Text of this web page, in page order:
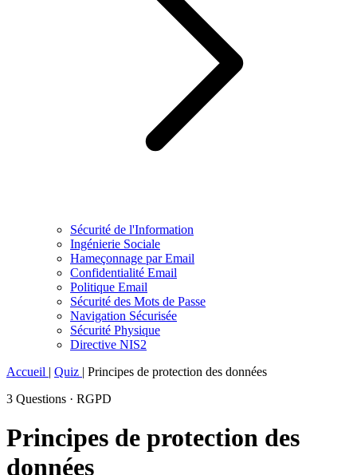
Sécurité de l'Information
Ingénierie Sociale
Hameçonnage par Email
Confidentialité Email
Politique Email
Sécurité des Mots de Passe
Navigation Sécurisée
Sécurité Physique
Directive NIS2
Accueil | Quiz | Principes de protection des données
3 Questions · RGPD
Principes de protection des
données